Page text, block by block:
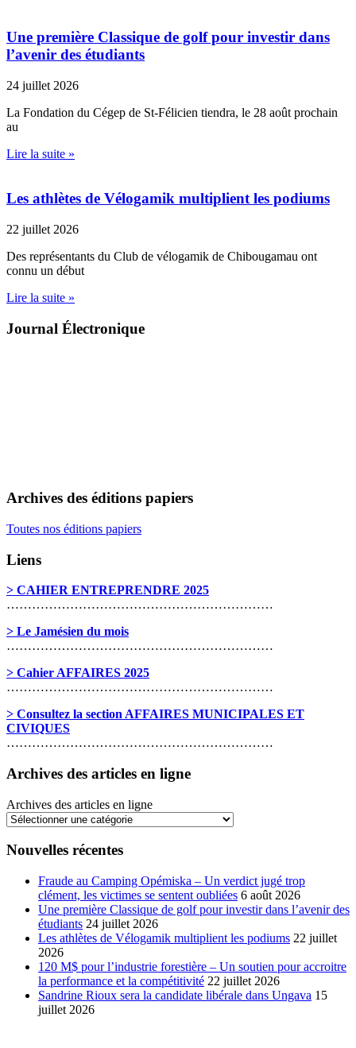
Une première Classique de golf pour investir dans
l’avenir des étudiants
24 juillet 2026
La Fondation du Cégep de St-Félicien tiendra, le 28 août prochain
au
Lire la suite »
Les athlètes de Vélogamik multiplient les podiums
22 juillet 2026
Des représentants du Club de vélogamik de Chibougamau ont
connu un début
Lire la suite »
Journal Électronique
Archives des éditions papiers
Toutes nos éditions papiers
Liens
> CAHIER ENTREPRENDRE 2025
………………………………………………………
> Le Jamésien du mois
………………………………………………………
> Cahier AFFAIRES 2025
………………………………………………………
> Consultez la section AFFAIRES MUNICIPALES ET
CIVIQUES
………………………………………………………
Archives des articles en ligne
Archives des articles en ligne
Nouvelles récentes
Fraude au Camping Opémiska – Un verdict jugé trop
clément, les victimes se sentent oubliées 6 août 2026
Une première Classique de golf pour investir dans l’avenir des
étudiants 24 juillet 2026
Les athlètes de Vélogamik multiplient les podiums 22 juillet
2026
120 M$ pour l’industrie forestière – Un soutien pour accroitre
la performance et la compétitivité 22 juillet 2026
Sandrine Rioux sera la candidate libérale dans Ungava 15
juillet 2026